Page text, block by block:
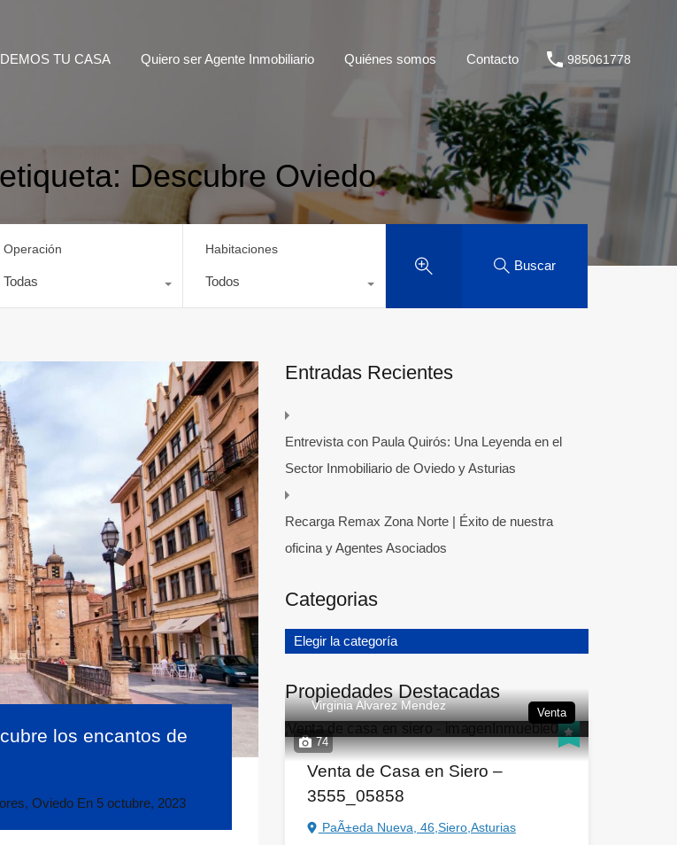
TU CASA Quiero ser Agente Inmobiliario Quiénes somos Contacto 985061778
Descubre Oviedo
Operación
Todas
Habitaciones
Todos
Buscar
los encantos de
, Oviedo En 5 octubre, 2023
Entradas Recientes
Entrevista con Paula Quirós: Una Leyenda en el
Sector Inmobiliario de Oviedo y Asturias
Recarga Remax Zona Norte | Éxito de nuestra
oficina y Agentes Asociados
Categorias
Elegir la categoría
Propiedades Destacadas
74
Virginia Alvarez Mendez
Venta
Venta de Casa en Siero –
3555_05858
PaÃ±eda Nueva, 46,Siero,Asturias